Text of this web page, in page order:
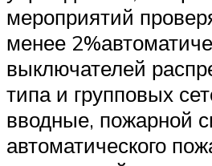
мероприятий
менее
выключателей
типа и групповых
вводные, пожарной
автоматического